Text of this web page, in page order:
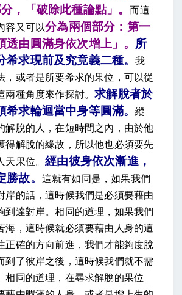
，「破除此種論點」。而這
容又可以分為兩個部分：第一
透由圓滿身依次增上」。 所
希求現前及究竟義二種。我
，或者是所要希求的果位，可以從
兩種角度來作探討。求解脫者於
希求輪迴當中身等圓滿。縱
解脫的人，在短時間之內，由於他
得解脫的緣故，所以他也必須要先
天果位。經由彼身依次漸進，
勝故。
這就有如同是，如果我們
岸的話，這時候我們是必須要藉由
到達對岸。相同的道理，如果我們
海，這時候就必須要藉由人身的這
正確的方向前進，我們才能夠度脫
到了彼岸之後，這時候我們就不需
相同的道理，在尋求解脫的果位